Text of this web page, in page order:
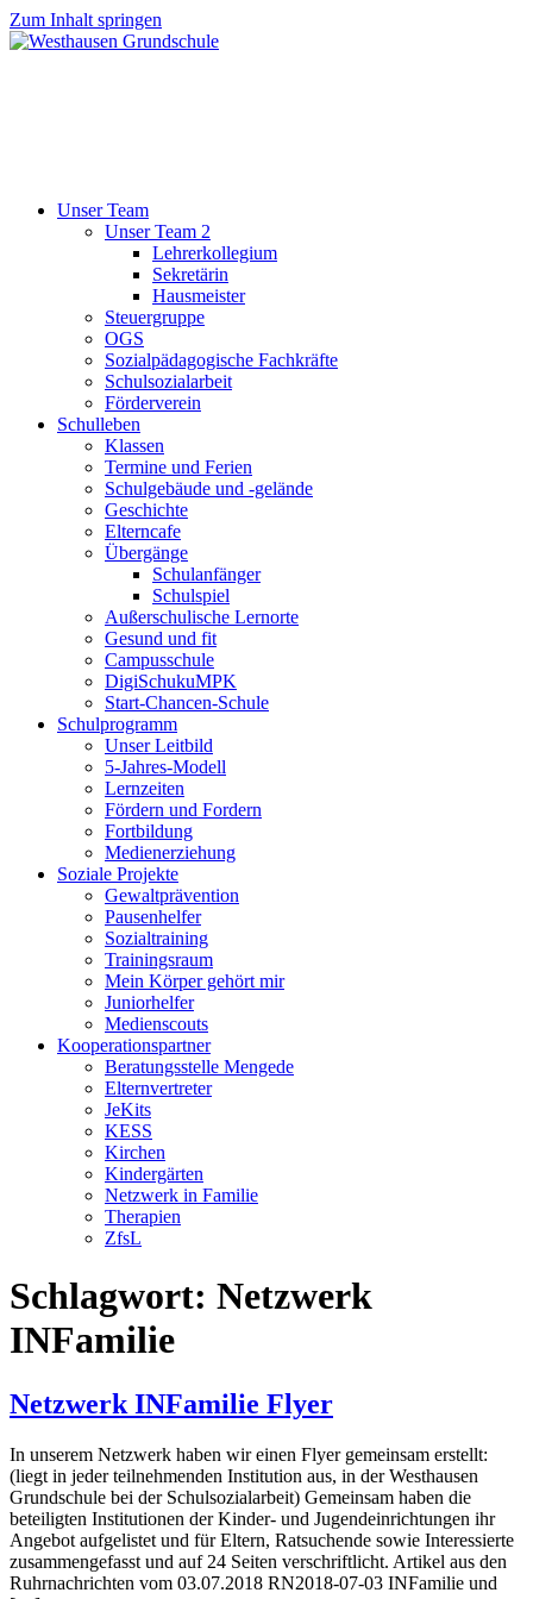
Zum Inhalt springen
Unser Team
Unser Team 2
Lehrerkollegium
Sekretärin
Hausmeister
Steuergruppe
OGS
Sozialpädagogische Fachkräfte
Schulsozialarbeit
Förderverein
Schulleben
Klassen
Termine und Ferien
Schulgebäude und -gelände
Geschichte
Elterncafe
Übergänge
Schulanfänger
Schulspiel
Außerschulische Lernorte
Gesund und fit
Campusschule
DigiSchukuMPK
Start-Chancen-Schule
Schulprogramm
Unser Leitbild
5-Jahres-Modell
Lernzeiten
Fördern und Fordern
Fortbildung
Medienerziehung
Soziale Projekte
Gewaltprävention
Pausenhelfer
Sozialtraining
Trainingsraum
Mein Körper gehört mir
Juniorhelfer
Medienscouts
Kooperationspartner
Beratungsstelle Mengede
Elternvertreter
JeKits
KESS
Kirchen
Kindergärten
Netzwerk in Familie
Therapien
ZfsL
Schlagwort: Netzwerk
INFamilie
Netzwerk INFamilie Flyer
In unserem Netzwerk haben wir einen Flyer gemeinsam erstellt:
(liegt in jeder teilnehmenden Institution aus, in der Westhausen
Grundschule bei der Schulsozialarbeit) Gemeinsam haben die
beteiligten Institutionen der Kinder- und Jugendeinrichtungen ihr
Angebot aufgelistet und für Eltern, Ratsuchende sowie Interessierte
zusammengefasst und auf 24 Seiten verschriftlicht. Artikel aus den
Ruhrnachrichten vom 03.07.2018 RN2018-07-03 INFamilie und